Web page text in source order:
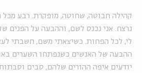
קהילה חבוטה, שחוטה, מופקרת. רבע מכל
נרצח. אני נכנס לשם, וההבעה על הפנים
לי, לכל הפחות. כשיצאתי משם, חשבתי
ההבעה של האנשים כשנפתחו השערים
יודעים איפה ההורים שלהם, סבים